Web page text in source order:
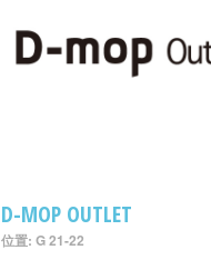
D-MOP OUTLET
位置: G 21-22